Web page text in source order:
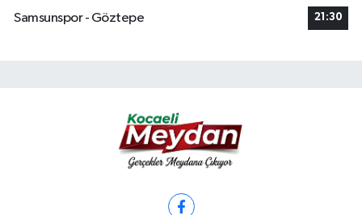
Samsunspor - Göztepe
21:30